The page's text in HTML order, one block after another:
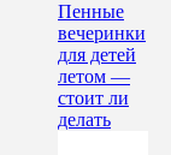
Пенные
вечеринки
для детей
летом —
стоит ли
делать